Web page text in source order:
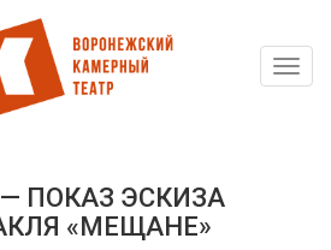
ПОКАЗ ЭСКИЗА
«МЕЩАНЕ»